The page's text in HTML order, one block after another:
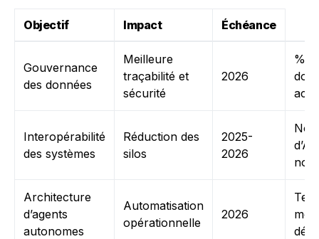
Objectif Impact Échéance
Gouvernance
des données
Meilleure
traçabilité et
sécurité
2026
%
Interopérabilité
des systèmes
Réduction des
silos
2025-
2026
Architecture
d’agents
autonomes
Automatisation
opérationnelle
2026